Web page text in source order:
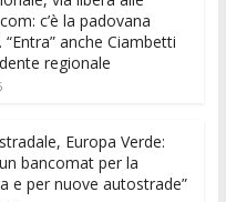
di
t
e
dI
di
vi
c’è la padovana
anche Ciambetti
regionale
Europa Verde:
bancomat per la
e per nuove autostrade”